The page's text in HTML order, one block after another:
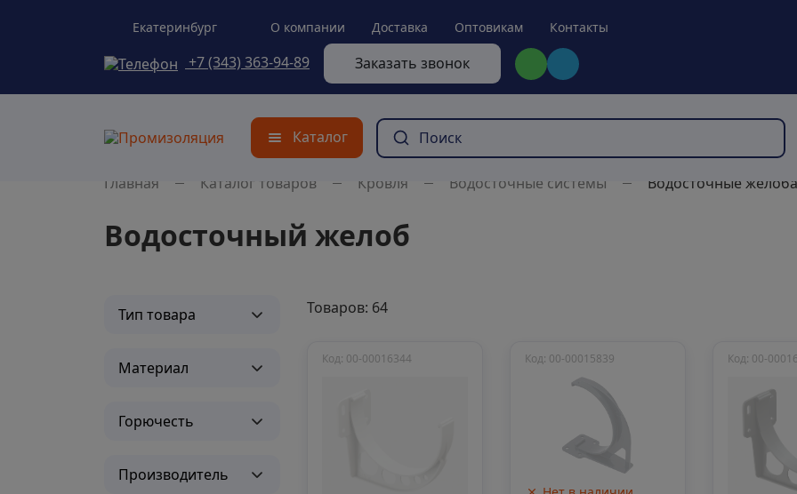
Екатеринбург О компании Доставка Оптовикам Контакты
+7 (343) 363-94-89 Заказать звонок
Каталог
Главная Каталог товаров Кровля Водосточные системы Водосточные желоба
Водосточный желоб
Тип товара
Материал
Горючесть
Производитель
Товаров: 64
Код: 00-00016344 Код: 00-00015839 Код: 00-